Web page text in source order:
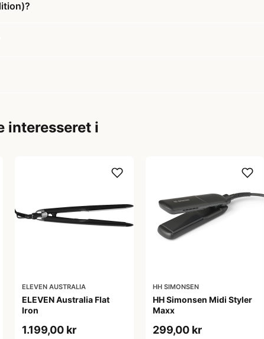
interesseret i
ELEVEN AUSTRALIA
ELEVEN Australia Flat
Iron
1.199,00 kr
HH SIMONSEN
HH Simonsen Midi Styler
Maxx
299,00 kr